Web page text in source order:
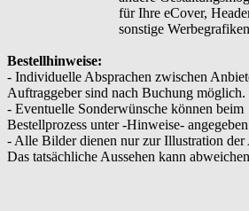
für Ihre eCover,
sonstige
Bestellhinweise:
- Individuelle Absprachen zwischen
Auftraggeber sind nach Buchung möglich.
- Eventuelle Sonderwünsche können beim
Bestellprozess unter -Hinweise-
- Alle Bilder dienen nur zur Illustration der
Das tatsächliche Aussehen kann